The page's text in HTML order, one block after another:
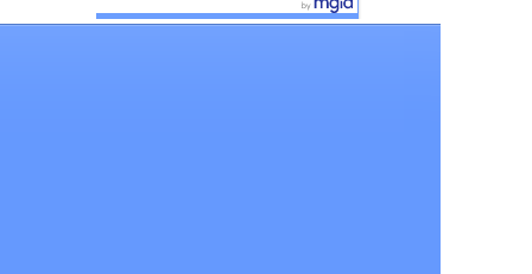
Детальніше